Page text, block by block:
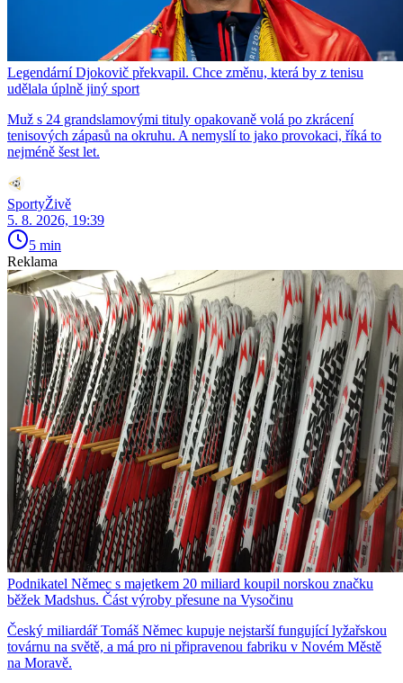
Legendární Djokovič překvapil. Chce změnu, která by z tenisu
udělala úplně jiný sport
Muž s 24 grandslamovými tituly opakovaně volá po zkrácení
tenisových zápasů na okruhu. A nemyslí to jako provokaci, říká to
nejméně šest let.
SportyŽivě
5. 8. 2026, 19:39
5 min
Reklama
Podnikatel Němec s majetkem 20 miliard koupil norskou značku
běžek Madshus. Část výroby přesune na Vysočinu
Český miliardář Tomáš Němec kupuje nejstarší fungující lyžařskou
továrnu na světě, a má pro ni připravenou fabriku v Novém Městě
na Moravě.